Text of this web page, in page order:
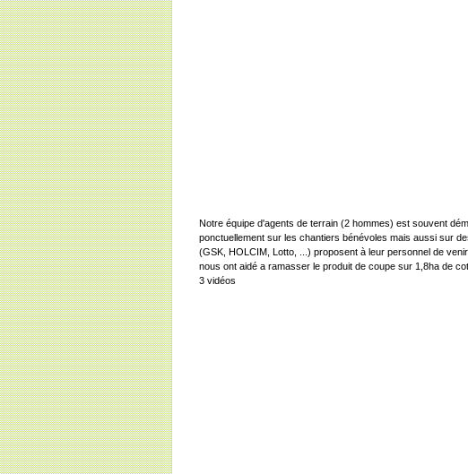
Notre équipe d'agents de terrain (2 hommes) est souvent
ponctuellement sur les chantiers bénévoles mais aussi sur
(GSK, HOLCIM, Lotto, ...) proposent à leur personnel de
nous ont aidé a ramasser le produit de coupe sur 1,8ha de
3 vidéos